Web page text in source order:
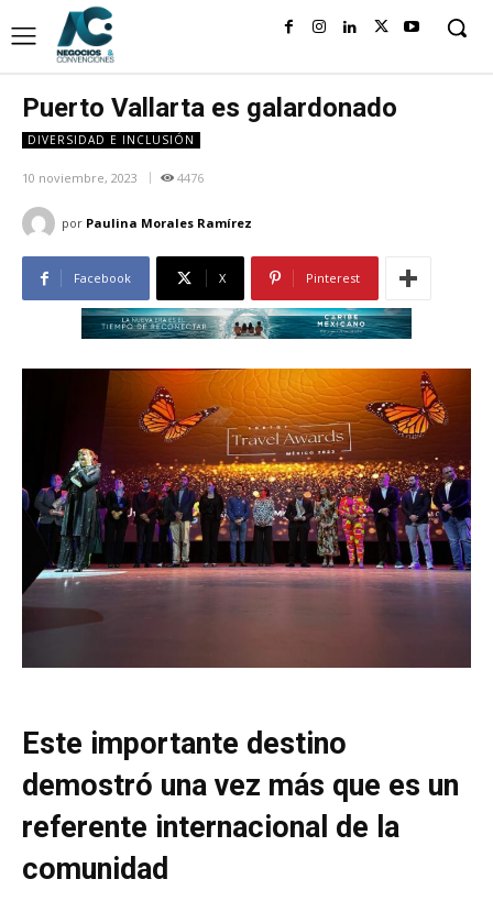
Puerto Vallarta es galardonado
DIVERSIDAD E INCLUSIÓN
10 noviembre, 2023 4476
por Paulina Morales Ramírez
Facebook X Pinterest
Este importante destino
demostró una vez más que es un
referente internacional de la
comunidad